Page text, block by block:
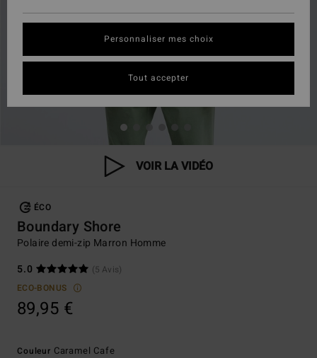
VOIR LA VIDÉO
ÉCO
Boundary Shore
Polaire demi-zip Marron Homme
5.0
(5 Avis)
ECO-BONUS
89,95 €
Couleur Caramel Cafe
Personnaliser mes choix
Tout accepter